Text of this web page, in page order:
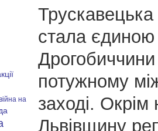
на
стала єдиною
потужному
заході. Окрім
Львівщину